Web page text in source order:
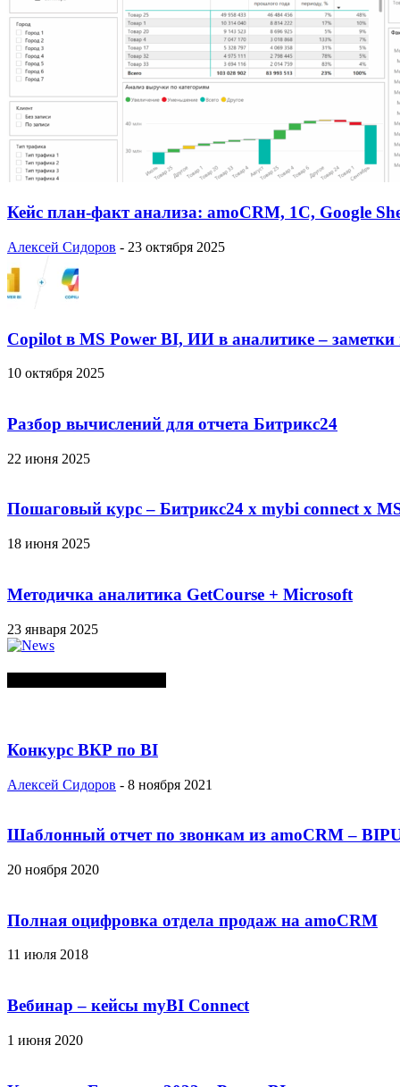
Кейс план-факт анализа: amoCRM, 1C, Google
Алексей Сидоров - 23 октября 2025
Copilot в MS Power BI, ИИ в аналитике – заметки
10 октября 2025
Разбор вычислений для отчета Битрикс24
22 июня 2025
Пошаговый курс – Битрикс24 х mybi connect х
18 июня 2025
Методичка аналитика GetCourse + Microsoft
23 января 2025
Конкурс ВКР по BI
Алексей Сидоров - 8 ноября 2021
Шаблонный отчет по звонкам из amoCRM –
20 ноября 2020
Полная оцифровка отдела продаж на amoCRM
11 июля 2018
Вебинар – кейсы myBI Connect
1 июня 2020